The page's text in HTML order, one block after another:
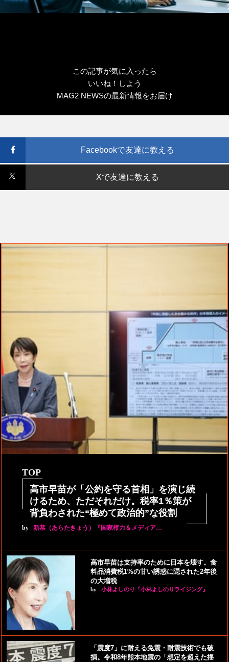
この記事が気に入ったら
いいね！しよう
MAG2 NEWSの最新情報をお届け
Facebookで友達に教える
Xで友達に教える
TOP
高市早苗が「公約を守る首相」を演じ続
けるため、ただそれだけ。税率1％策が
背負わされた“極めて政治的”な役割
by 新恭（あらたきょう）『国家権力＆メディア…
高市早苗は支持率のために日本を壊す。食
料品消費税1%の甘い誘惑に隠された2年後
の大増税
by 小林よしのり『小林よしのりライジング』
「震度7」に耐える免震・耐震技術でも破
損。令和8年熊本地震の「想定を超えた揺